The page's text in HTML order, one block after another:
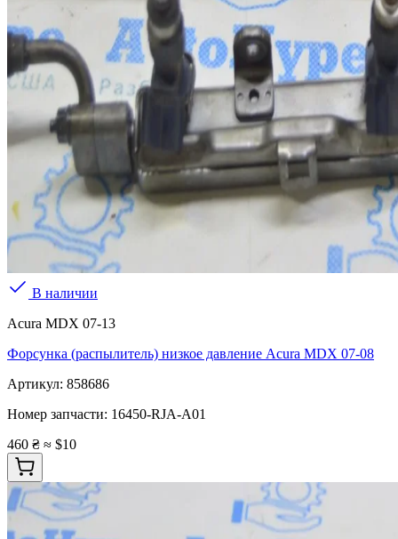
В наличии
Acura MDX 07-13
Форсунка (распылитель) низкое давление Acura MDX 07-08
Артикул: 858686
Номер запчасти: 16450-RJA-A01
460 ₴ ≈ $10